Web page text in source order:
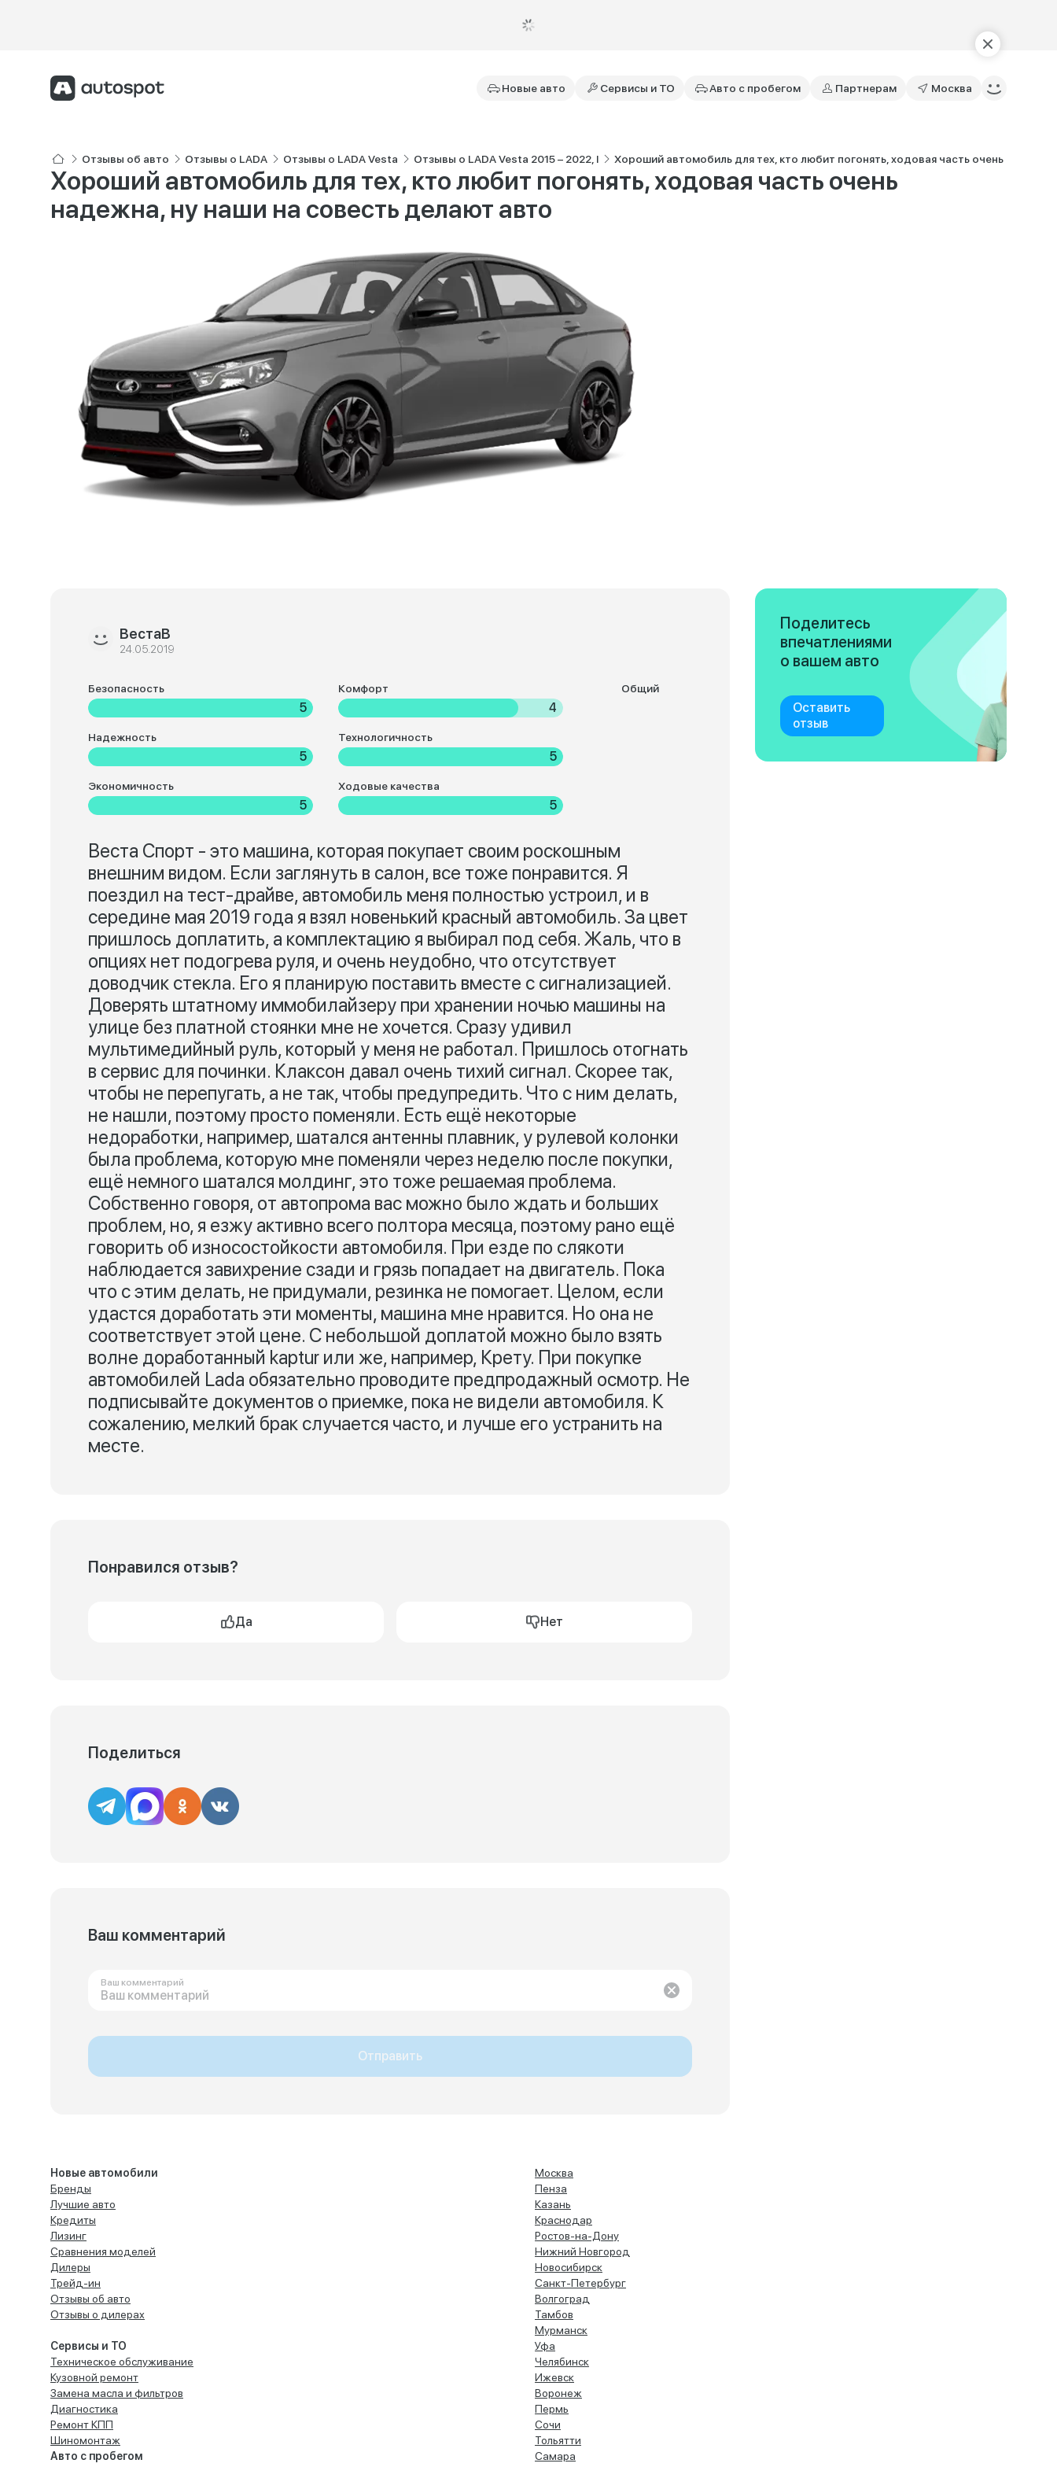
Новые авто Сервисы и ТО Авто с пробегом Партнерам Москва
Отзывы об авто Отзывы о LADA Отзывы о LADA Vesta Отзывы о LADA Vesta 2015 – 2022, I Хороший автомобиль для тех, кто любит погонять, ходовая часть очень
Хороший автомобиль для тех, кто любит погонять, ходовая часть очень
надежна, ну наши на совесть делают авто
ВестаВ
24.05.2019
Безопасность
5
Комфорт
4
Надежность
5
Технологичность
5
Экономичность
5
Ходовые качества
5
Общий
Веста Спорт - это машина, которая покупает своим роскошным
внешним видом. Если заглянуть в салон, все тоже понравится. Я
поездил на тест-драйве, автомобиль меня полностью устроил, и в
середине мая 2019 года я взял новенький красный автомобиль. За цвет
пришлось доплатить, а комплектацию я выбирал под себя. Жаль, что в
опциях нет подогрева руля, и очень неудобно, что отсутствует
доводчик стекла. Его я планирую поставить вместе с сигнализацией.
Доверять штатному иммобилайзеру при хранении ночью машины на
улице без платной стоянки мне не хочется. Сразу удивил
мультимедийный руль, который у меня не работал. Пришлось отогнать
в сервис для починки. Клаксон давал очень тихий сигнал. Скорее так,
чтобы не перепугать, а не так, чтобы предупредить. Что с ним делать,
не нашли, поэтому просто поменяли. Есть ещё некоторые
недоработки, например, шатался антенны плавник, у рулевой колонки
была проблема, которую мне поменяли через неделю после покупки,
ещё немного шатался молдинг, это тоже решаемая проблема.
Собственно говоря, от автопрома вас можно было ждать и больших
проблем, но, я езжу активно всего полтора месяца, поэтому рано ещё
говорить об износостойкости автомобиля. При езде по слякоти
наблюдается завихрение сзади и грязь попадает на двигатель. Пока
что с этим делать, не придумали, резинка не помогает. Целом, если
удастся доработать эти моменты, машина мне нравится. Но она не
соответствует этой цене. С небольшой доплатой можно было взять
волне доработанный kaptur или же, например, Крету. При покупке
автомобилей Lada обязательно проводите предпродажный осмотр. Не
подписывайте документов о приемке, пока не видели автомобиля. К
сожалению, мелкий брак случается часто, и лучше его устранить на
месте.
Понравился отзыв?
Да Нет
Поделиться
Ваш комментарий
Ваш комментарий
Отправить
Поделитесь
впечатлениями
о вашем авто
Оставить
отзыв
Новые автомобили
Бренды
Лучшие авто
Кредиты
Лизинг
Сравнения моделей
Дилеры
Трейд-ин
Отзывы об авто
Отзывы о дилерах
Сервисы и ТО
Техническое обслуживание
Кузовной ремонт
Замена масла и фильтров
Диагностика
Ремонт КПП
Шиномонтаж
Авто с пробегом
Москва
Пенза
Казань
Краснодар
Ростов-на-Дону
Нижний Новгород
Новосибирск
Санкт-Петербург
Волгоград
Тамбов
Мурманск
Уфа
Челябинск
Ижевск
Воронеж
Пермь
Сочи
Тольятти
Самара